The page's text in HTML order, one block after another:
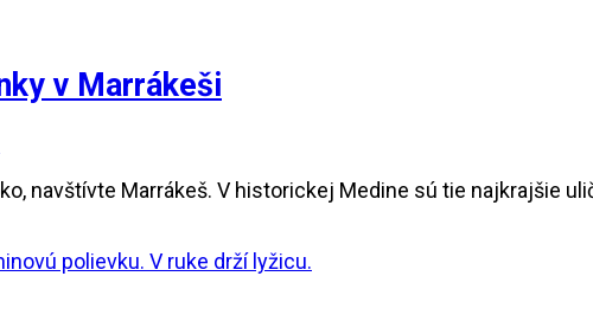
v Marrákeši
navštívte Marrákeš. V historickej Medine sú tie najkrajšie